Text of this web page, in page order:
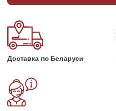
Доставка по Беларуси